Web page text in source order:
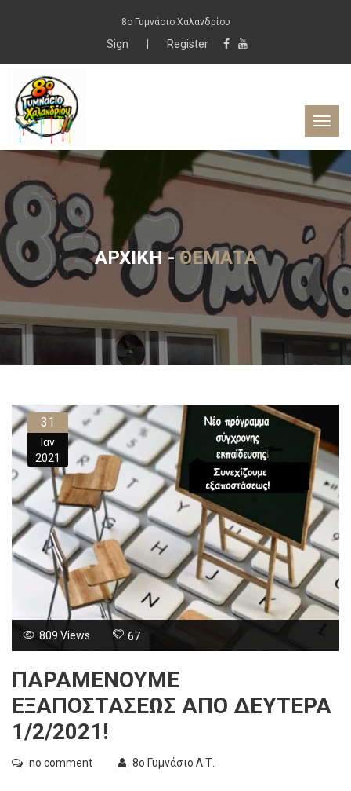
8ο Γυμνάσιο Χαλανδρίου
Sign Register
ΑΡΧΙΚΉ-ΘΈΜΑΤΑ
31
Ιαν
2021
809 Views 67
ΠΑΡΑΜΕΝΟΥΜΕ
ΕΞΑΠΟΣΤΑΣΕΩΣ ΑΠΟ ΔΕΥΤΕΡΑ
1/2/2021!
no comment 8ο Γυμνάσιο Λ.Τ.